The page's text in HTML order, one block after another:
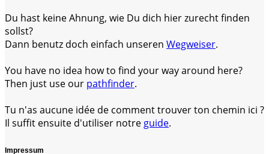
Du hast keine Ahnung, wie Du dich hier zurecht finden
sollst?
Dann benutz doch einfach unseren Wegweiser.
You have no idea how to find your way around here?
Then just use our pathfinder.
Tu n'as aucune idée de comment trouver ton chemin ici ?
Il suffit ensuite d'utiliser notre guide.
Impressum